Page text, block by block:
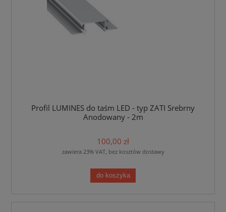
Profil LUMINES do taśm LED - typ ZATI Srebrny
Anodowany - 2m
100,00 zł
zawiera 23% VAT, bez kosztów dostawy
do koszyka